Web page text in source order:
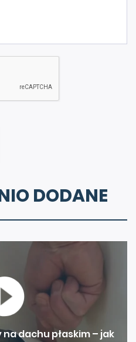
DODANE
dachu płaskim – jak